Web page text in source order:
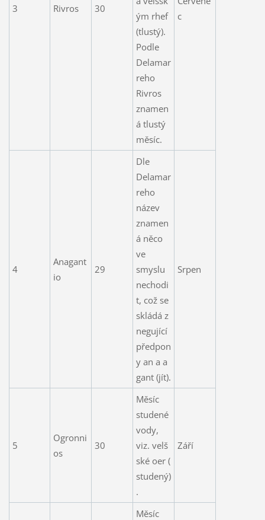
3 Rivros 30
ým rhef
(tlustý).
Podle
Delamar
reho
Rivros
znamen
á tlustý
měsíc.
c
4
Anagant
io
29
Dle
Delamar
reho
název
znamen
á něco
ve
smyslu
nechodi
t, což se
skládá z
negující
předpon
y an a a
gant (jít).
Srpen
5
Ogronni
os
30
Měsíc
studené
vody,
viz. velš
ské oer (
studený)
.
Září
Měsíc